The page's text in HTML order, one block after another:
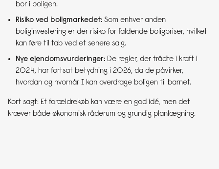
bor i boligen.
Risiko ved boligmarkedet: Som enhver anden
boliginvestering er der risiko for faldende boligpriser, hvilket
kan føre til tab ved et senere salg.
Nye ejendomsvurderinger: De regler, der trådte i kraft i
2024, har fortsat betydning i 2026, da de påvirker,
hvordan og hvornår I kan overdrage boligen til barnet.
Kort sagt: Et forældrekøb kan være en god idé, men det
kræver både økonomisk råderum og grundig planlægning.